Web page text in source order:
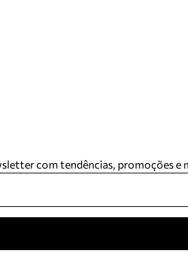
com tendências, promoções e